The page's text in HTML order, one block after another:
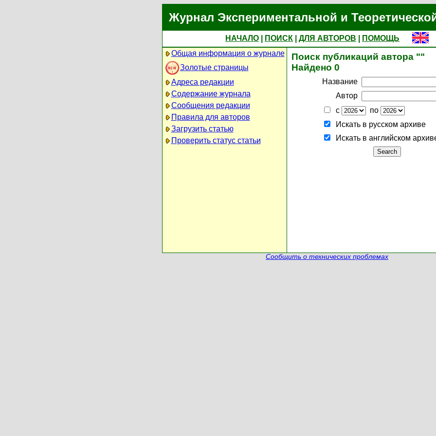
Журнал Экспериментальной и
НАЧАЛО ПОИСК ДЛЯ АВТОРОВ
ПОМОЩЬ
Общая информация о журнале
Золотые страницы
Адреса редакции
Содержание журнала
Сообщения редакции
Правила для авторов
Загрузить статью
Проверить статус статьи
Поиск публикаций автора ""
Найдено 0
Название
Автор
с
по
Искать в русском архиве
Искать в английском
Сообщить о технических проблемах